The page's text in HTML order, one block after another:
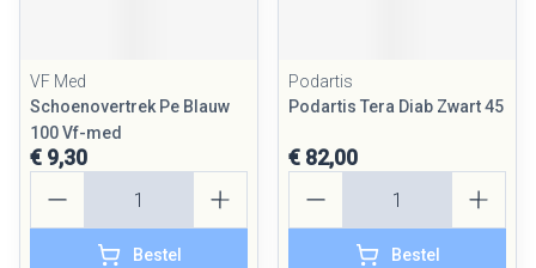
VF Med
Schoenovertrek Pe Blauw
100 Vf-med
€ 9,30
Bestel
Podartis
Podartis Tera Diab Zwart 45
€ 82,00
Bestel